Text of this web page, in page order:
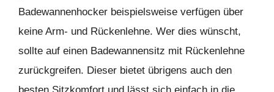
Badewannenhocker beispielsweise verfügen über
keine Arm- und Rückenlehne. Wer dies wünscht,
sollte auf einen Badewannensitz mit Rückenlehne
zurückgreifen. Dieser bietet übrigens auch den